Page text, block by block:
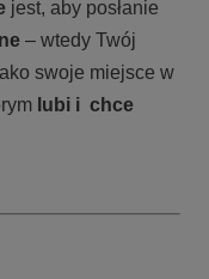
jest, aby posłanie
– wtedy Twój
swoje miejsce w
lubi i chce